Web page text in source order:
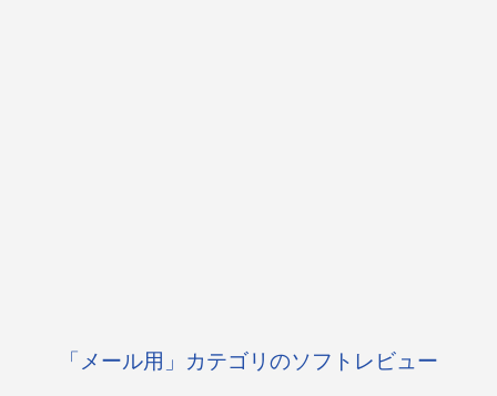
「メール用」カテゴリのソフトレビュー